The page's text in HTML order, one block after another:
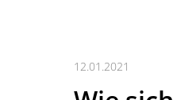
12.01.2021